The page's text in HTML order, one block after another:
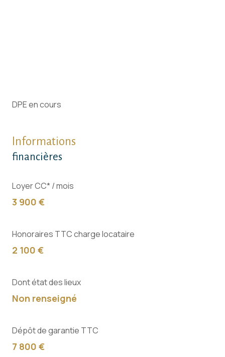
DPE en cours
Informations
financières
Loyer CC* / mois
3 900 €
Honoraires TTC charge locataire
2 100 €
Dont état des lieux
Non renseigné
Dépôt de garantie TTC
7 800 €